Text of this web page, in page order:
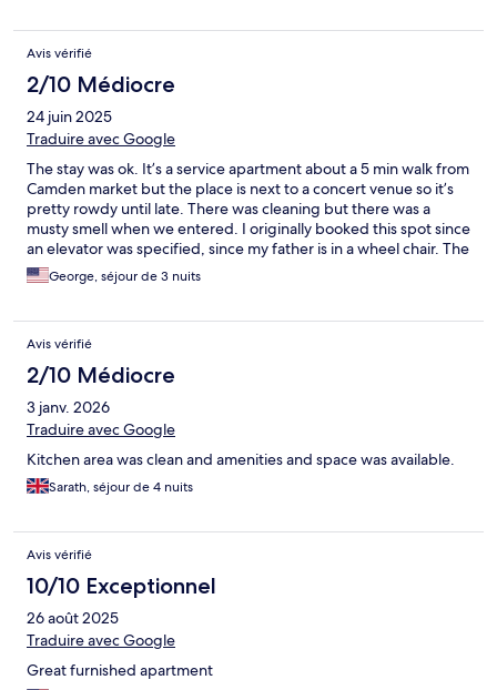
Avis vérifié
2/10 Médiocre
24 juin 2025
Traduire avec Google
The stay was ok. It’s a service apartment about a 5 min walk from
Camden market but the place is next to a concert venue so it’s
pretty rowdy until late. There was cleaning but there was a
musty smell when we entered. I originally booked this spot since
an elevator was specified, since my father is in a wheel chair. The
only elevator to the third floor unit (fourth for us Americans) was
broken and I immediately contacted management on day one,
check in messages (this was on WhatsApp). Only after my fourth
message on WhatsApp and expedida, did they respond with a
generic “we are working to get resolved” message. However no
action was taken and they still haven’t responded to my reply on
what action they’re exactly going to take (or fix the elevator for
that matter). My wheel chair father had to walk up and down
our trip to London
George, séjour de 3 nuits
Avis vérifié
2/10 Médiocre
3 janv. 2026
Traduire avec Google
Kitchen area was clean and amenities and space was available.
Sarath, séjour de 4 nuits
Avis vérifié
10/10 Exceptionnel
26 août 2025
Traduire avec Google
Great furnished apartment